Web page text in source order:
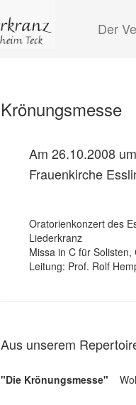
Der
Krönungsmesse
Am 26.10.2008
Frauenkirche
Oratorienkonzert des
Liederkranz
Missa in C für
Leitung: Prof. Rolf
Aus unserem
"Die Krönungsmesse"